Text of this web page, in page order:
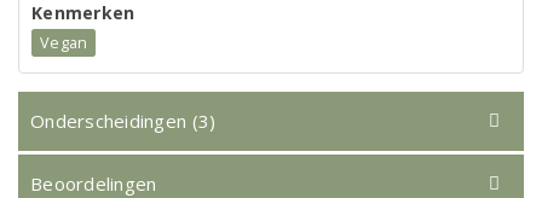
Kenmerken
Vegan
Onderscheidingen (3)
Beoordelingen